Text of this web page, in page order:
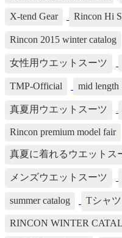
X-tend Gear Rincon Hi
Rincon 2015 winter catalog
女性用ウエットスーツ
TMP-Official mid length
真夏用ウエットスーツ
Rincon premium model fair
真夏に着れるウエットス
メンズウエットスーツ
summer catalog Tシャツ
RINCON WINTER